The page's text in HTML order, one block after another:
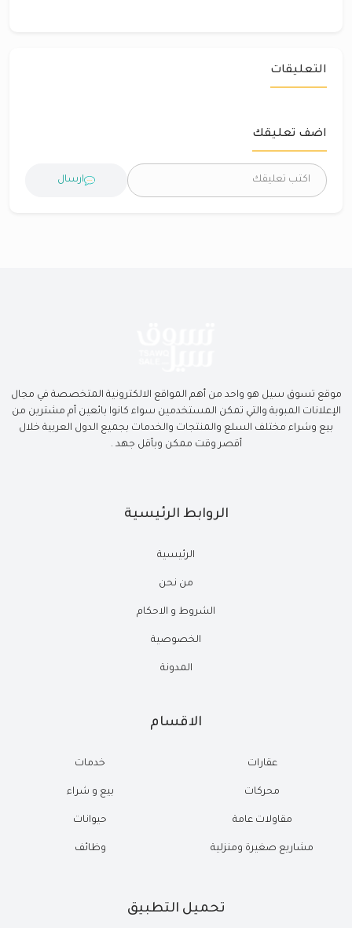
التعليقات
اضف تعليقك
ارسال
موقع تسوق سيل هو واحد من أهم المواقع الالكترونية المتخصصة في مجال
الإعلانات المبوبة والتي تمكن المستخدمين سواء كانوا بائعين أم مشترين من
بيع وشراء مختلف السلع والمنتجات والخدمات بجميع الدول العربية خلال
أقصر وقت ممكن وبأقل جهد .
الروابط الرئيسية
الرئيسية
من نحن
الشروط و الاحكام
الخصوصية
المدونة
الاقسام
عقارات
محركات
مقاولات عامة
مشاريع صغيرة ومنزلية
خدمات
بيع و شراء
حيوانات
وظائف
تحميل التطبيق